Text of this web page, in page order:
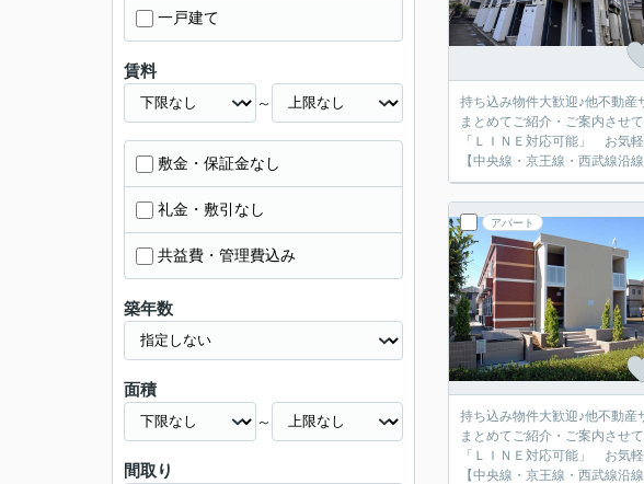
持ち込み物件大歓迎♪他不動産
まとめてご紹介・ご案内させ
「ＬＩＮＥ対応可能」 お気
【中央線・京王線・西武線沿
アパート
持ち込み物件大歓迎♪他不動産
まとめてご紹介・ご案内させ
「ＬＩＮＥ対応可能」 お気
【中央線・京王線・西武線沿
一戸建て
賃料
～
敷金・保証金なし
礼金・敷引なし
共益費・管理費込み
築年数
面積
～
間取り